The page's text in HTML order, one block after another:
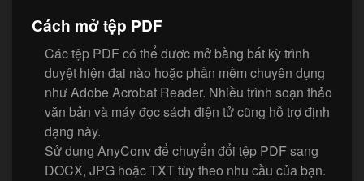
Cách mở tệp PDF
Các tệp PDF có thể được mở bằng bất kỳ trình
duyệt hiện đại nào hoặc phần mềm chuyên dụng
như Adobe Acrobat Reader. Nhiều trình soạn thảo
văn bản và máy đọc sách điện tử cũng hỗ trợ định
dạng này.
Sử dụng AnyConv để chuyển đổi tệp PDF sang
DOCX, JPG hoặc TXT tùy theo nhu cầu của bạn.